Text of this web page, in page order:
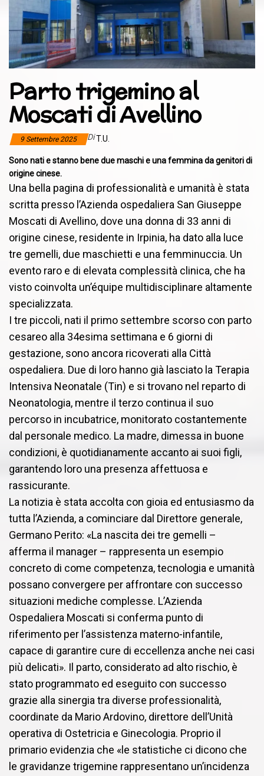
Parto trigemino al
Moscati di Avellino
9 Settembre 2025 DiT.U.
Sono nati e stanno bene due maschi e una femmina da genitori di
origine cinese.
Una bella pagina di professionalità e umanità è stata
scritta presso l’Azienda ospedaliera San Giuseppe
Moscati di Avellino, dove una donna di 33 anni di
origine cinese, residente in Irpinia, ha dato alla luce
tre gemelli, due maschietti e una femminuccia. Un
evento raro e di elevata complessità clinica, che ha
visto coinvolta un’équipe multidisciplinare altamente
specializzata.
I tre piccoli, nati il primo settembre scorso con parto
cesareo alla 34esima settimana e 6 giorni di
gestazione, sono ancora ricoverati alla Città
ospedaliera. Due di loro hanno già lasciato la Terapia
Intensiva Neonatale (Tin) e si trovano nel reparto di
Neonatologia, mentre il terzo continua il suo
percorso in incubatrice, monitorato costantemente
dal personale medico. La madre, dimessa in buone
condizioni, è quotidianamente accanto ai suoi figli,
garantendo loro una presenza affettuosa e
rassicurante.
La notizia è stata accolta con gioia ed entusiasmo da
tutta l’Azienda, a cominciare dal Direttore generale,
Germano Perito: «La nascita dei tre gemelli –
afferma il manager – rappresenta un esempio
concreto di come competenza, tecnologia e umanità
possano convergere per affrontare con successo
situazioni mediche complesse. L’Azienda
Ospedaliera Moscati si conferma punto di
riferimento per l’assistenza materno-infantile,
capace di garantire cure di eccellenza anche nei casi
più delicati». Il parto, considerato ad alto rischio, è
stato programmato ed eseguito con successo
grazie alla sinergia tra diverse professionalità,
coordinate da Mario Ardovino, direttore dell’Unità
operativa di Ostetricia e Ginecologia. Proprio il
primario evidenzia che «le statistiche ci dicono che
le gravidanze trigemine rappresentano un’incidenza